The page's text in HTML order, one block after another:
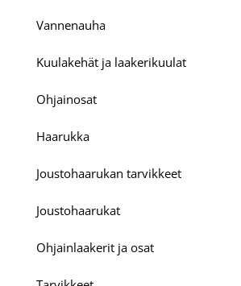
Vannenauha
Kuulakehät ja laakerikuulat
Ohjainosat
Haarukka
Joustohaarukan tarvikkeet
Joustohaarukat
Ohjainlaakerit ja osat